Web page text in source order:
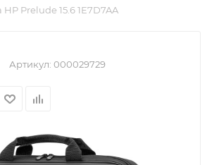
Prelude 15.6 1E7D7AA
Артикул: 000029729